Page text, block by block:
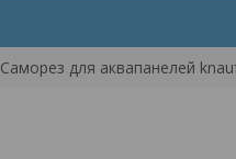
Саморез для аквапанелей